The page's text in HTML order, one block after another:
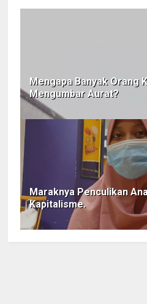
Mengapa Banyak Orang
Mengumbar Aurat?
Maraknya Penculikan
Kapitalisme.